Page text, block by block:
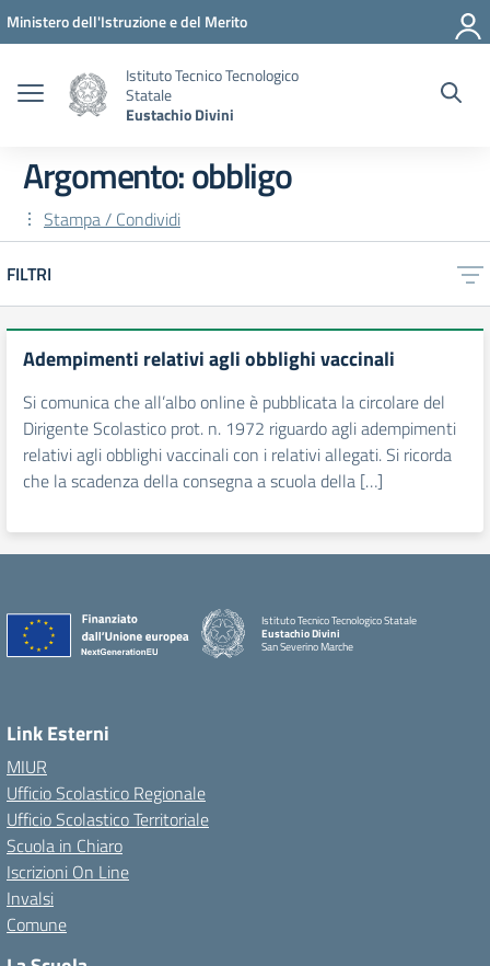
Vai ai contenuti
Vai al menu di navigazione
Vai al footer
Ministero dell'Istruzione e del Merito
Istituto Tecnico Tecnologico
Statale
Eustachio Divini
Argomento: obbligo
Stampa / Condividi
FILTRI
Adempimenti relativi agli obblighi vaccinali
Si comunica che all’albo online è pubblicata la circolare del
Dirigente Scolastico prot. n. 1972 riguardo agli adempimenti
relativi agli obblighi vaccinali con i relativi allegati. Si ricorda
che la scadenza della consegna a scuola della […]
Istituto Tecnico Tecnologico Statale
Eustachio Divini
San Severino Marche
Link Esterni
MIUR
Ufficio Scolastico Regionale
Ufficio Scolastico Territoriale
Scuola in Chiaro
Iscrizioni On Line
Invalsi
Comune